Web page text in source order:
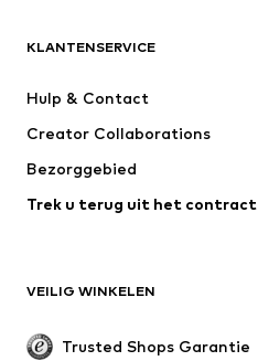
KLANTENSERVICE
Hulp & Contact
Creator Collaborations
Bezorggebied
Trek u terug uit het contract
VEILIG WINKELEN
Trusted Shops Garantie